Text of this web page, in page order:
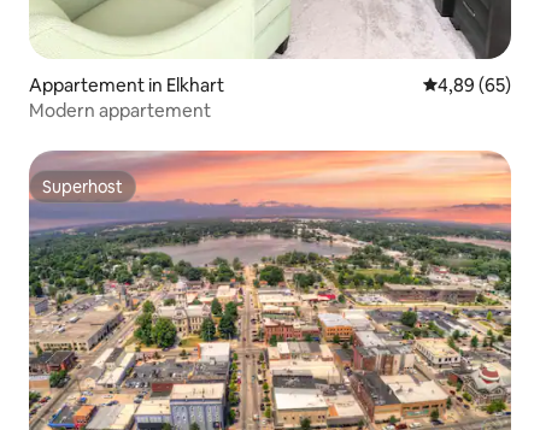
Appartement in Elkhart Gemiddelde
4,89 (65)
Modern appartement
Superhost
Superhost